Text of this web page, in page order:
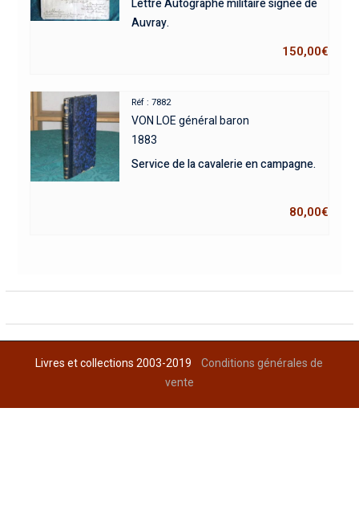
Lettre Autographe militaire signée de
Auvray.
150,00€
Réf : 7882
VON LOE général baron
1883
Service de la cavalerie en campagne.
80,00€
Livres et collections 2003-2019Conditions générales de
vente